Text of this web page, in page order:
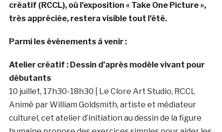
créatif (RCCL), où l’exposition « Take One Picture »,
très appréciée, restera visible tout l’été.
Parmi les événements à venir :
Atelier créatif : Dessin d’après modèle vivant pour
débutants
10 juillet, 17h30-18h30 | Le Clore Art Studio, RCCL
Animé par William Goldsmith, artiste et médiateur
culturel, cet atelier d’initiation au dessin de la figure